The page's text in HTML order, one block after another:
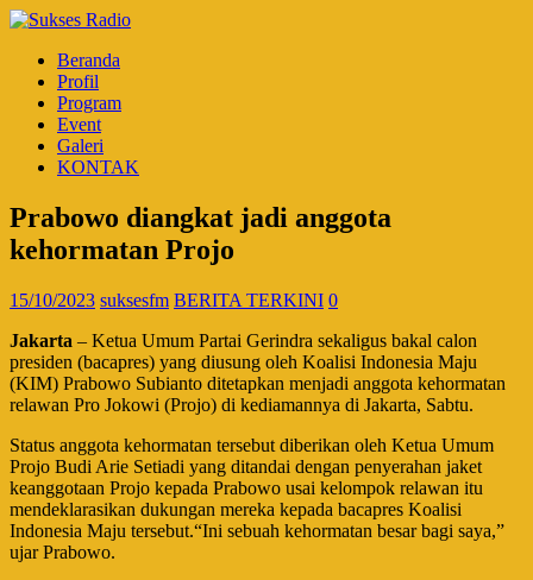
Beranda
Profil
Program
Event
Galeri
KONTAK
Prabowo diangkat jadi anggota
kehormatan Projo
15/10/2023 suksesfm BERITA TERKINI 0
Jakarta – Ketua Umum Partai Gerindra sekaligus bakal calon
presiden (bacapres) yang diusung oleh Koalisi Indonesia Maju
(KIM) Prabowo Subianto ditetapkan menjadi anggota kehormatan
relawan Pro Jokowi (Projo) di kediamannya di Jakarta, Sabtu.
Status anggota kehormatan tersebut diberikan oleh Ketua Umum
Projo Budi Arie Setiadi yang ditandai dengan penyerahan jaket
keanggotaan Projo kepada Prabowo usai kelompok relawan itu
mendeklarasikan dukungan mereka kepada bacapres Koalisi
Indonesia Maju tersebut.“Ini sebuah kehormatan besar bagi saya,”
ujar Prabowo.